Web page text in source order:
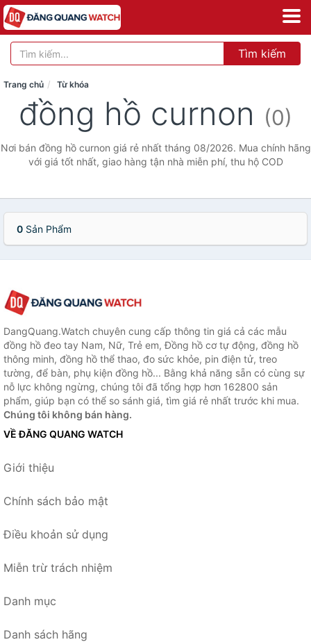
Tìm kiếm
Trang chủ Từ khóa
đồng hồ curnon (0)
Nơi bán đồng hồ curnon giá rẻ nhất tháng 08/2026. Mua chính hãng
với giá tốt nhất, giao hàng tận nhà miễn phí, thu hộ COD
0 Sản Phẩm
DangQuang.Watch chuyên cung cấp thông tin giá cả các mẫu
đồng hồ đeo tay Nam, Nữ, Trẻ em, Đồng hồ cơ tự động, đồng hồ
thông minh, đồng hồ thể thao, đo sức khỏe, pin điện tử, treo
tường, để bàn, phụ kiện đồng hồ... Bằng khả năng sẵn có cùng sự
nỗ lực không ngừng, chúng tôi đã tổng hợp hơn 162800 sản
phẩm, giúp bạn có thể so sánh giá, tìm giá rẻ nhất trước khi mua.
Chúng tôi không bán hàng.
VỀ ĐĂNG QUANG WATCH
Giới thiệu
Chính sách bảo mật
Điều khoản sử dụng
Miễn trừ trách nhiệm
Danh mục
Danh sách hãng